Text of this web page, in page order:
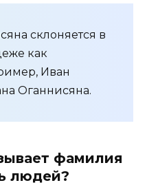
склоняется в
как
Иван
Оганнисяна.
фамилия
людей?